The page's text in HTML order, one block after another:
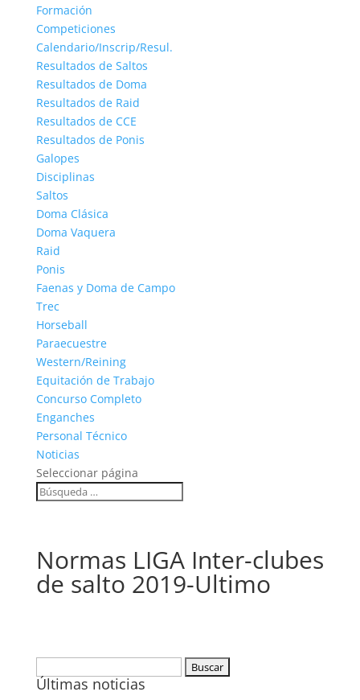
Formación
Competiciones
Calendario/Inscrip/Resul.
Resultados de Saltos
Resultados de Doma
Resultados de Raid
Resultados de CCE
Resultados de Ponis
Galopes
Disciplinas
Saltos
Doma Clásica
Doma Vaquera
Raid
Ponis
Faenas y Doma de Campo
Trec
Horseball
Paraecuestre
Western/Reining
Equitación de Trabajo
Concurso Completo
Enganches
Personal Técnico
Noticias
Seleccionar página
Normas LIGA Inter-clubes
de salto 2019-Ultimo
Últimas noticias